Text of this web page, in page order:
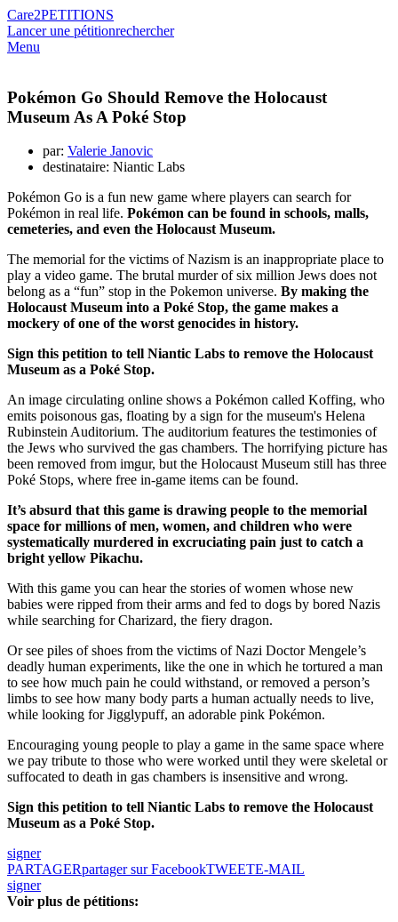
Care2PETITIONS
Lancer une pétitionrechercher
Menu
Pokémon Go Should Remove the Holocaust
Museum As A Poké Stop
par: Valerie Janovic
destinataire: Niantic Labs
Pokémon Go is a fun new game where players can search for
Pokémon in real life. Pokémon can be found in schools, malls,
cemeteries, and even the Holocaust Museum.
The memorial for the victims of Nazism is an inappropriate place to
play a video game. The brutal murder of six million Jews does not
belong as a “fun” stop in the Pokemon universe. By making the
Holocaust Museum into a Poké Stop, the game makes a
mockery of one of the worst genocides in history.
Sign this petition to tell Niantic Labs to remove the Holocaust
Museum as a Poké Stop.
An image circulating online shows a Pokémon called Koffing, who
emits poisonous gas, floating by a sign for the museum's Helena
Rubinstein Auditorium. The auditorium features the testimonies of
the Jews who survived the gas chambers. The horrifying picture has
been removed from imgur, but the Holocaust Museum still has three
Poké Stops, where free in-game items can be found.
It’s absurd that this game is drawing people to the memorial
space for millions of men, women, and children who were
systematically murdered in excruciating pain just to catch a
bright yellow Pikachu.
With this game you can hear the stories of women whose new
babies were ripped from their arms and fed to dogs by bored Nazis
while searching for Charizard, the fiery dragon.
Or see piles of shoes from the victims of Nazi Doctor Mengele’s
deadly human experiments, like the one in which he tortured a man
to see how much pain he could withstand, or removed a person’s
limbs to see how many body parts a human actually needs to live,
while looking for Jigglypuff, an adorable pink Pokémon.
Encouraging young people to play a game in the same space where
we pay tribute to those who were worked until they were skeletal or
suffocated to death in gas chambers is insensitive and wrong.
Sign this petition to tell Niantic Labs to remove the Holocaust
Museum as a Poké Stop.
signer
PARTAGERpartager sur FacebookTWEETE-MAIL
signer
Voir plus de pétitions: